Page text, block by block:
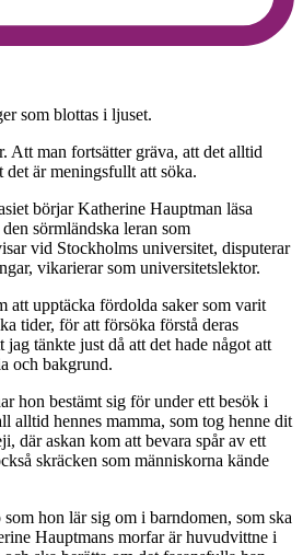
som blottas i ljuset.
Att man fortsätter gräva, att det alltid
är meningsfullt att söka.
börjar Katherine Hauptman läsa
sörmländska leran som
vid Stockholms universitet, disputerar
vikarierar som universitetslektor.
att upptäcka fördolda saker som varit
tider, för att försöka förstå deras
jag tänkte just då att det hade något att
och bakgrund.
hon bestämt sig för under ett besök i
alltid hennes mamma, som tog henne dit
där askan kom att bevara spår av ett
skräcken som människorna kände
hon lär sig om i barndomen, som ska
Hauptmans morfar är huvudvittne i